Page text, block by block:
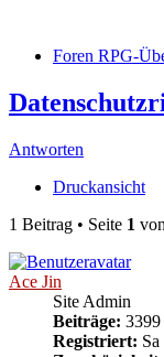
Foren RPG-
Antworten
Druckansicht
1 Beitrag • Seite 1 von
Ace Jin
Site Admin
Beiträge: 3399
Registriert: